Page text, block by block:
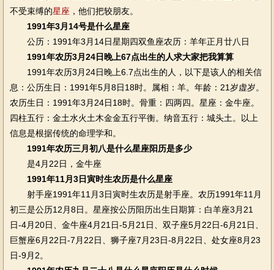
不受束缚的星座 ，他们把较朋友。
1991年3月14号是什么星座
公历：1991年3月14日星期四双鱼座农历：羊年正月廿八日
1991年农历3月24日晚上67点出生的人求大家把我算算
1991年农历3月24日晚上6.7点出生的人，以下是该人的相关信
息：公历生日：1991年5月8日18时。属相：羊。年龄：21岁虚岁。
农历生日：1991年3月24日18时。骨重：四两四。星座：金牛座。
四柱五行：金土水火土木金金五行平衡。纳音五行：城头土。以上
信息是根据传统的命理学和。
1991年农历三月初八是什么星座阳历是多少
是4月22日，金牛座
1991年11月3日寅时生农历是什么星座
射手座1991年11月3日寅时生农历是射手座。农历1991年11月
初三是公历12月8日。星座按公历阳历出生日期算：白羊座3月21
日-4月20日、金牛座4月21日-5月21日、双子座5月22日-6月21日、
巨蟹座6月22日-7月22日、狮子座7月23日-8月22日、处女座8月23
日-9月2。